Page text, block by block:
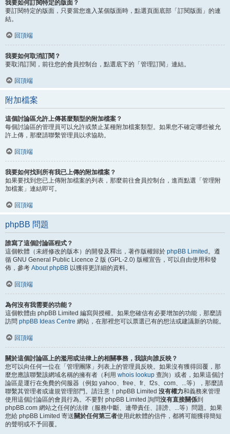
我要如何訂閱特定的版面？
要訂閱特定的版面，只要當您進入某個版面時，點選頁面底部「訂閱版面」的連
結。
回頂端
我要如何取消訂閱？
要取消訂閱，前往您的會員控制台，點選底下的「管理訂閱」連結。
回頂端
附加檔案
這個討論區允許上傳甚麼類型的附加檔案？
每個討論區的管理員可以允許或禁止某種附加檔案類型。如果您不確定哪些被允
許上傳，那麼請聯繫管理員以求協助。
回頂端
我要如何找到所有我已上傳的附加檔案？
如果要找到您已上傳附加檔案的列表，那麼前往會員控制台，進而點選「管理附
加檔案」連結即可。
回頂端
phpBB 問題
誰寫了這個討論區程式？
這個軟體（未經修改的版本）的開發及釋出，著作版權歸於 phpBB Limited 。遵
循 GNU General Public Licence 2 版 (GPL-2.0) 版權宣告，可以自由使用和發
佈，參考 About phpBB 以獲得更詳細的資料。
回頂端
為何沒有我需要的功能？
這個軟體由 phpBB Limited 編寫與授權。如果您確信有必要增加的功能，那麼請
訪問 phpBB Ideas Centre 網站，在那裡您可以票選已有的想法或建議新的功能。
回頂端
關於這個討論區上的濫用或法律上的相關事務，我該向誰反映？
您可以向任何一位在「管理團隊」列表上的管理員反映。如果沒有獲得回覆，那
麼您應該聯繫該網域名稱的擁有者（利用 whois lookup 查詢）或者，如果這個討
論區是運行在免費的伺服器（例如 yahoo、free、fr、f2s、com、...等），那麼請
聯繫其管理者或違規管理部門。請注意！phpBB Limited 沒有權力和義務來管理
使用這個討論區的會員行為。不要對 phpBB Limited 詢問沒有直接關係到
phpBB.com 網站之任何的法律（服務中斷、連帶責任、誹謗、...等）問題。如果
您給 phpBB Limited 寄送關於任何第三者使用此軟體的信件，都將可能獲得簡短
的聲明或不予回覆。